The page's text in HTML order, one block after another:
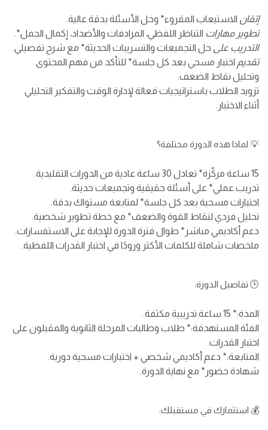
إتقان الاستيعاب المقروء* وحل الأسئلة بدقة عالية.
تطوير مهارات التناظر اللفظي، المرادفات والأضداد، إكمال الجمل*.
التدريب على حل التجميعات والتسريبات الحديثة* مع شرح تفصيلي.
تقديم اختبار مسحي بعد كل جلسة* للتأكد من فهم المحتوى
وتحليل نقاط الضعف.
تزويد الطلاب باستراتيجيات فعالة لإدارة الوقت والتفكير التحليلي
أثناء الاختبار.
💡 لماذا هذه الدورة مختلفة؟
15 ساعة مركّزة* تعادل 30 ساعة عادية من الدورات التقليدية.
تدريب عملي* على أسئلة حقيقية وتجميعات حديثة.
اختبارات مسحية بعد كل جلسة* لمتابعة مستواك بدقة.
تحليل فردي لنقاط القوة والضعف* مع خطة تطوير شخصية.
دعم أكاديمي مباشر* طوال فترة الدورة للإجابة على الاستفسارات.
ملخصات شاملة للكلمات الأكثر ورودًا في اختبار القدرات اللفظية.
🕒 تفاصيل الدورة:
المدة:* 15 ساعة تدريبية مكثفة .
الفئة المستهدفة:* طلاب وطالبات المرحلة الثانوية والمقبلون على
اختبار القدرات.
المتابعة:* دعم أكاديمي شخصي + اختبارات مسحية دورية.
شهادة حضور* مع نهاية الدورة.
💰 استثمارك في مستقبلك: